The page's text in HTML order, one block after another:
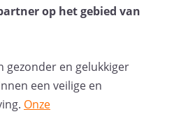
op het gebied van
gezonder en gelukkiger
een veilige en
Onze